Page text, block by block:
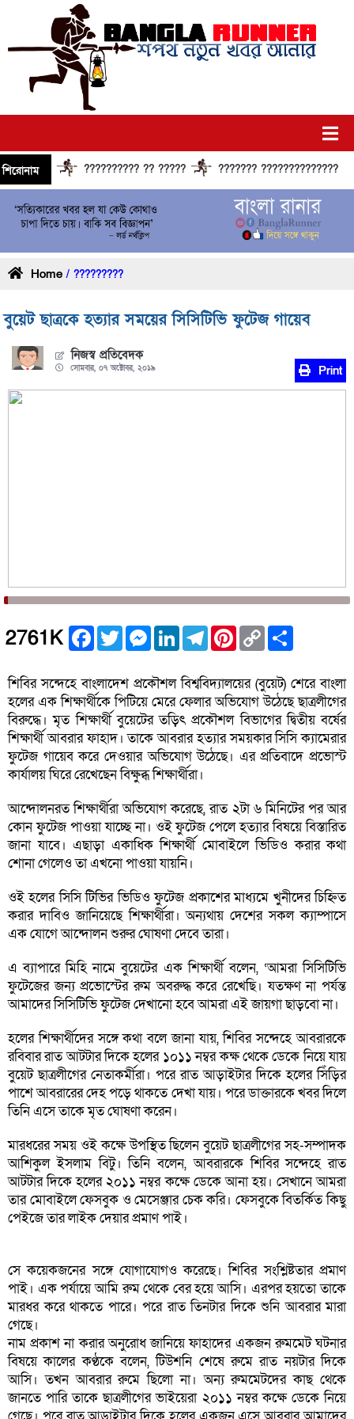
শিরোনাম ?????????? ?? ????? ??????? ?????????????? ??????
Home / ?????????
বুয়েট ছাত্রকে হত্যার সময়ের সিসিটিভি ফুটেজ গায়েব
নিজস্ব প্রতিবেদক
সোমবার, ০৭ অক্টোবর, ২০১৯ Print
2761K Facebook
TwitterMessenger
LinkedInTelegramPinterest
Copy
Link
শিবির সন্দেহে বাংলাদেশ প্রকৌশল বিশ্ববিদ্যালয়ের (বুয়েট) শেরে বাংলা
হলের এক শিক্ষার্থীকে পিটিয়ে মেরে ফেলার অভিযোগ উঠেছে ছাত্রলীগের
বিরুদ্ধে। মৃত শিক্ষার্থী বুয়েটের তড়িৎ প্রকৌশল বিভাগের দ্বিতীয় বর্ষের
শিক্ষার্থী আবরার ফাহাদ। তাকে আবরার হত্যার সময়কার সিসি ক্যামেরার
ফুটেজ গায়েব করে দেওয়ার অভিযোগ উঠেছে। এর প্রতিবাদে প্রভোস্ট
কার্যালয় ঘিরে রেখেছেন বিক্ষুব্ধ শিক্ষার্থীরা।
আন্দোলনরত শিক্ষার্থীরা অভিযোগ করেছে, রাত ২টা ৬ মিনিটের পর আর
কোন ফুটেজ পাওয়া যাচ্ছে না। ওই ফুটেজ পেলে হত্যার বিষয়ে বিস্তারিত
জানা যাবে। এছাড়া একাধিক শিক্ষার্থী মোবাইলে ভিডিও করার কথা
শোনা গেলেও তা এখনো পাওয়া যায়নি।
ওই হলের সিসি টিভির ভিডিও ফুটেজ প্রকাশের মাধ্যমে খুনীদের চিহ্নিত
করার দাবিও জানিয়েছে শিক্ষার্থীরা। অন্যথায় দেশের সকল ক্যাম্পাসে
এক যোগে আন্দোলন শুরুর ঘোষণা দেবে তারা।
এ ব্যাপারে মিহি নামে বুয়েটের এক শিক্ষার্থী বলেন, ‘আমরা সিসিটিভি
ফুটেজের জন্য প্রভোস্টের রুম অবরুদ্ধ করে রেখেছি। যতক্ষণ না পর্যন্ত
আমাদের সিসিটিভি ফুটেজ দেখানো হবে আমরা এই জায়গা ছাড়বো না।
হলের শিক্ষার্থীদের সঙ্গে কথা বলে জানা যায়, শিবির সন্দেহে আবরারকে
রবিবার রাত আটটার দিকে হলের ১০১১ নম্বর কক্ষ থেকে ডেকে নিয়ে যায়
বুয়েট ছাত্রলীগের নেতাকর্মীরা। পরে রাত আড়াইটার দিকে হলের সিঁড়ির
পাশে আবরারের দেহ পড়ে থাকতে দেখা যায়। পরে ডাক্তারকে খবর দিলে
তিনি এসে তাকে মৃত ঘোষণা করেন।
মারধরের সময় ওই কক্ষে উপস্থিত ছিলেন বুয়েট ছাত্রলীগের সহ-সম্পাদক
আশিকুল ইসলাম বিটু। তিনি বলেন, আবরারকে শিবির সন্দেহে রাত
আটটার দিকে হলের ২০১১ নম্বর কক্ষে ডেকে আনা হয়। সেখানে আমরা
তার মোবাইলে ফেসবুক ও মেসেঞ্জার চেক করি। ফেসবুকে বিতর্কিত কিছু
পেইজে তার লাইক দেয়ার প্রমাণ পাই।
সে কয়েকজনের সঙ্গে যোগাযোগও করেছে। শিবির সংশ্লিষ্টতার প্রমাণ
পাই। এক পর্যায়ে আমি রুম থেকে বের হয়ে আসি। এরপর হয়তো তাকে
মারধর করে থাকতে পারে। পরে রাত তিনটার দিকে শুনি আবরার মারা
গেছে।
নাম প্রকাশ না করার অনুরোধ জানিয়ে ফাহাদের একজন রুমমেট ঘটনার
বিষয়ে কালের কণ্ঠকে বলেন, টিউশনি শেষে রুমে রাত নয়টার দিকে
আসি। তখন আবরার রুমে ছিলো না। অন্য রুমমেটদের কাছ থেকে
জানতে পারি তাকে ছাত্রলীগের ভাইয়েরা ২০১১ নম্বর কক্ষে ডেকে নিয়ে